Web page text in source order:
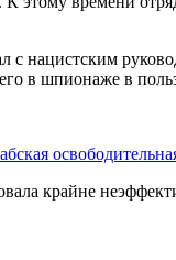
с нацистским
в шпионаже в
крайне